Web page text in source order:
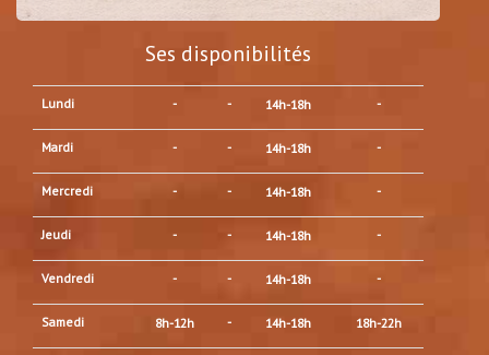
Ses disponibilités
Lundi - - 14h-18h -
Mardi - - 14h-18h -
Mercredi - - 14h-18h -
Jeudi - - 14h-18h -
Vendredi - - 14h-18h -
Samedi 8h-12h - 14h-18h 18h-22h